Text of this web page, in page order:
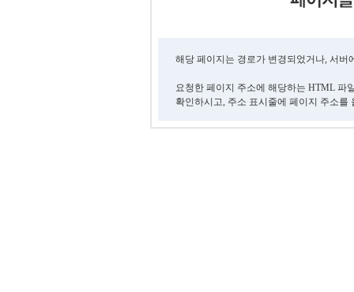
해당 페이지는 경로가 변경되었거나, 서
요청한 페이지 주소에 해당하는 HTML 파
확인하시고, 주소 표시줄에 페이지 주소